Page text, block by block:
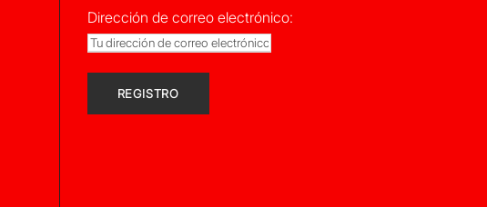
Dirección de correo electrónico: